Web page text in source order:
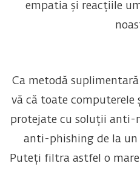
empatia și reacțiile
Ca metodă
vă că toate computerele
protejate cu soluții anti-
anti-phishing de la un
Puteți filtra astfel o